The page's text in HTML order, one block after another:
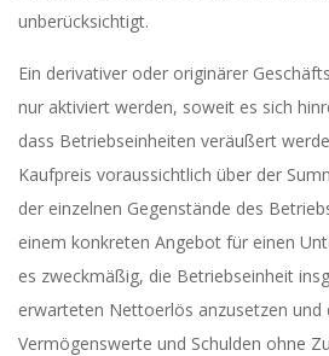
unberücksichtigt.
Ein derivativer oder originärer
nur aktiviert werden, soweit es sich
dass Betriebseinheiten veräußert
Kaufpreis voraussichtlich über der
der einzelnen Gegenstände des
einem konkreten Angebot für einen
es zweckmäßig, die Betriebseinheit
erwarteten Nettoerlös anzusetzen und
Vermögenswerte und Schulden ohne